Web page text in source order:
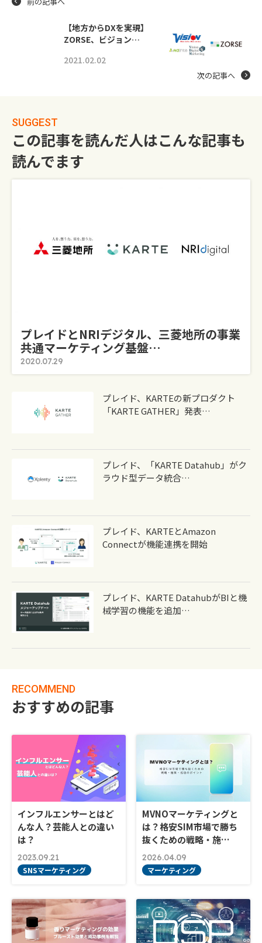
【地⽅からDXを実現】
ZORSE、ビジョン…
2021.02.02
次の記事へ
SUGGEST
この記事を読んだ人はこんな記事も
読んでます
プレイドとNRIデジタル、三菱地所の事業
共通マーケティング基盤…
2020.07.29
プレイド、KARTEの新プロダクト
「KARTE GATHER」発表…
プレイド、「KARTE Datahub」がク
ラウド型データ統合…
プレイド、KARTEとAmazon
Connectが機能連携を開始
プレイド、KARTE DatahubがBIと機
械学習の機能を追加…
RECOMMEND
おすすめの記事
インフルエンサーとはど
んな人？芸能人との違い
は？
2023.09.21
SNSマーケティング
MVNOマーケティングと
は？格安SIM市場で勝ち
抜くための戦略・施…
2026.04.09
マーケティング